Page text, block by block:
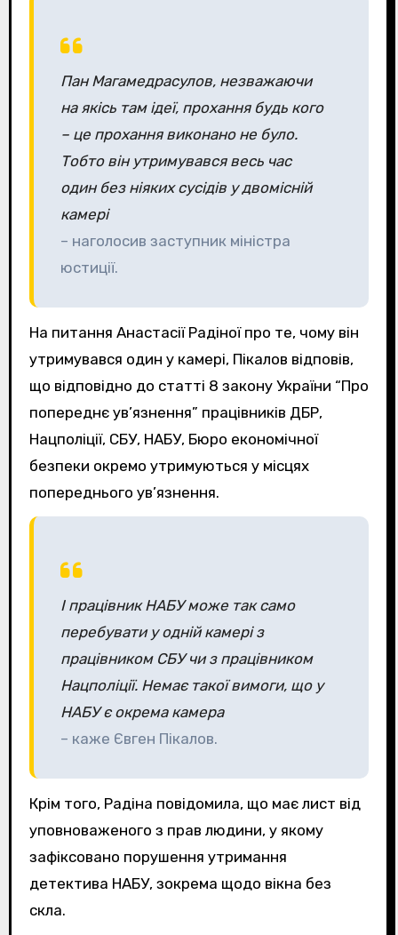
Пан Магамедрасулов, незважаючи
на якісь там ідеї, прохання будь кого
– це прохання виконано не було.
Тобто він утримувався весь час
один без ніяких сусідів у двомісній
камері
– наголосив заступник міністра
юстиції.
На питання Анастасії Радіної про те, чому він
утримувався один у камері, Пікалов відповів,
що відповідно до статті 8 закону України “Про
попереднє ув’язнення” працівників ДБР,
Нацполіції, СБУ, НАБУ, Бюро економічної
безпеки окремо утримуються у місцях
попереднього ув’язнення.
І працівник НАБУ може так само
перебувати у одній камері з
працівником СБУ чи з працівником
Нацполіції. Немає такої вимоги, що у
НАБУ є окрема камера
– каже Євген Пікалов.
Крім того, Радіна повідомила, що має лист від
уповноваженого з прав людини, у якому
зафіксовано порушення утримання
детектива НАБУ, зокрема щодо вікна без
скла.